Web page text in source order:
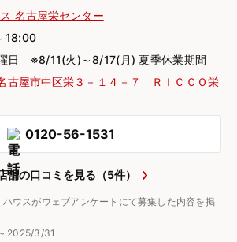
名古屋栄センター
18:00
日 ※8/11(火)～8/17(月) 夏季休業期間
古屋市中区栄３－１４－７ ＲＩＣＣＯ栄
0120-56-1531
舗の口コミを見る（5件）
ウスがウェブアンケートにて募集した内容を掲
2025/3/31